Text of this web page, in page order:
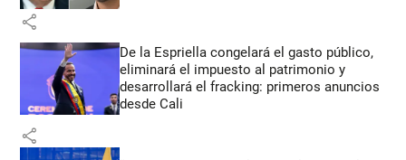
share
De la Espriella congelará el gasto público,
eliminará el impuesto al patrimonio y
desarrollará el fracking: primeros anuncios
desde Cali
share